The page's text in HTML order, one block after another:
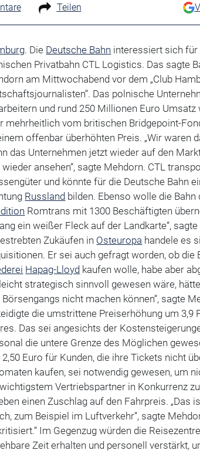
Teilen
. Die Deutsche Bahn interessiert sich für
Privatbahn CTL Logistics. Das sagte
am Mittwochabend vor dem „Club
Das polnische
und rund 250 Millionen Euro
mehrheitlich vom britischen Bridgepoint-
offenbar überhöhten Preis. „Wir waren
das Unternehmen jetzt wieder auf den
wieder ansehen“, sagte Mehdorn. CTL
und könnte für die Deutsche Bahn
Russland bilden. Ebenso wolle die
Romtrans mit 1300 Beschäftigten
ein weißer Fleck auf der Landkarte“,
Zukäufen in Osteuropa handele es
Er sei auch gefragt worden, ob die
Hapag-Lloyd kaufen wolle, habe aber
strategisch sinnvoll gewesen wäre,
Börsengangs nicht machen können“, sagte
die umstrittene Preiserhöhung um 3,9
Das sei angesichts der
die untere Grenze des Möglichen
2,50 Euro für Kunden, die ihre Tickets nicht
kaufen, sei notwendig gewesen, um
Vertriebspartner in Konkurrenz
einen Zuschlag auf den Fahrpreis. „Das
zum Beispiel im Luftverkehr“, sagte
Im Gegenzug würden die
Zeit erhalten und personell verstärkt,